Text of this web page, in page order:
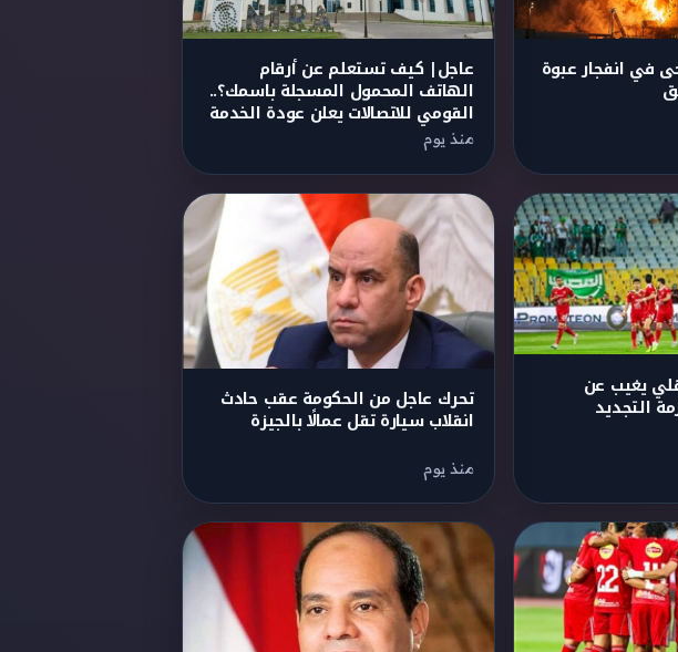
في انفجار عبوة عاجل| كيف تستعلم عن أرقام
الهاتف المحمول المسجلة باسمك؟..
القومي للاتصالات يعلن عودة الخدمة
منذ يوم
يغيب عن
التجديد تحرك عاجل من الحكومة عقب حادث
انقلاب سيارة تقل عمالًا بالجيزة
منذ يوم